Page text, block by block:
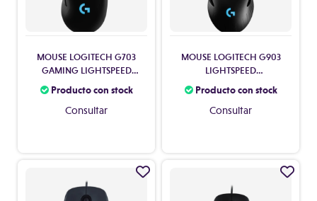
MOUSE LOGITECH G703
GAMING LIGHTSPEED
WIRELESS 910-005639
Producto con stock
Consultar
MOUSE LOGITECH G903
LIGHTSPEED
WIRED/WIRELESS 910-
Producto con stock
Consultar